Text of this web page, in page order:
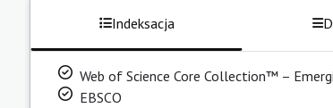
Indeksacja
Web of Science Core Collection™ –
EBSCO